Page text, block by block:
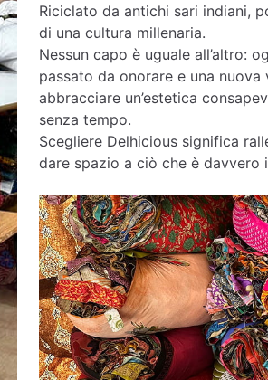
Riciclato da antichi sari indiani,
di una cultura millenaria.
Nessun capo è uguale all’altro:
passato da onorare e una
abbracciare un’estetica
senza tempo.
Scegliere Delhicious significa
dare spazio a ciò che è davvero